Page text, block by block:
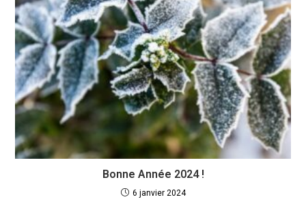
Bonne Année 2024 !
6 janvier 2024